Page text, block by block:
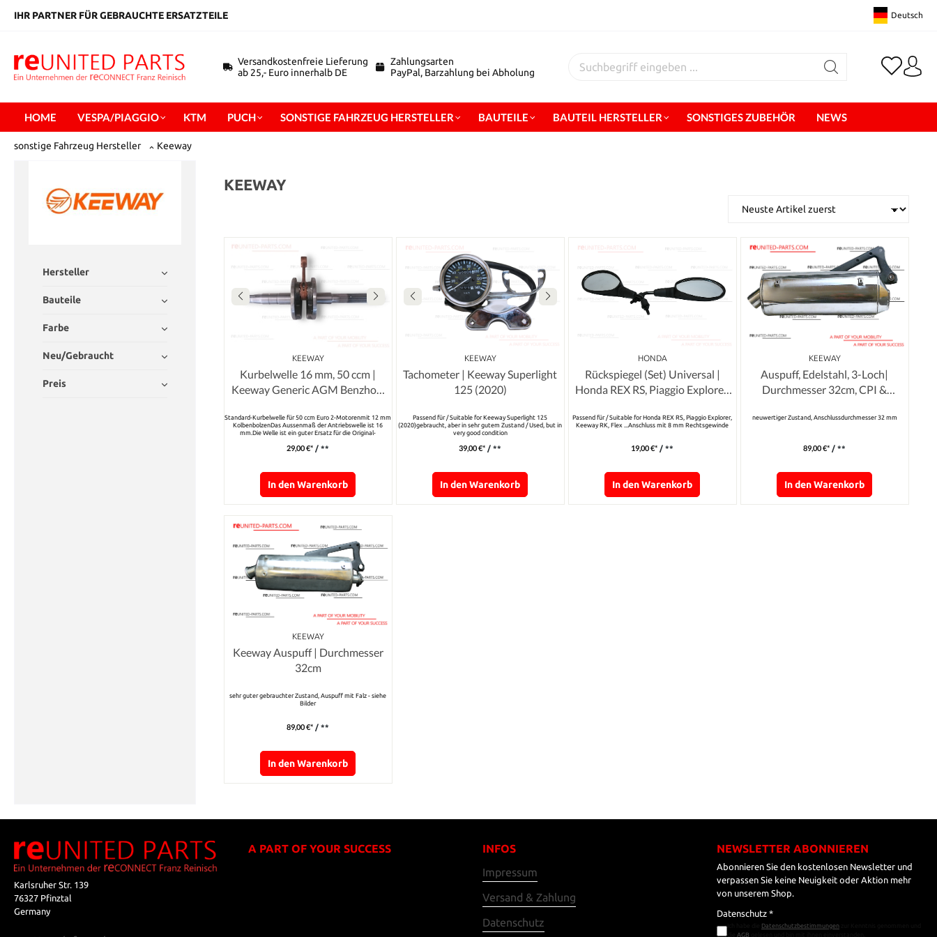
springen
IHR PARTNER FÜR GEBRAUCHTE ERSATZTEILE Deutsch
Versandkostenfreie Lieferung
ab 25,- Euro innerhalb DE
Zahlungsarten
PayPal, Barzahlung bei Abholung
HOME VESPA/PIAGGIO KTM PUCH SONSTIGE FAHRZEUG HERSTELLER BAUTEILE BAUTEIL HERSTELLER SONSTIGES ZUBEHÖR NEWS
sonstige Fahrzeug Hersteller Keeway
Hersteller
Bauteile
Farbe
Neu/Gebraucht
Preis
KEEWAY
KEEWAY
Kurbelwelle 16 mm, 50 ccm |
Keeway Generic AGM Benzhou,
Standard-Kurbelwelle für 50 ccm Euro 2-Motorenmit 12 mm
KolbenbolzenDas Aussenmaß der Antriebswelle ist 16
mm.Die Welle ist ein guter Ersatz für die Original-
29,00 €* / **
In den Warenkorb
KEEWAY
Tachometer | Keeway Superlight
125 (2020)
Passend für / Suitable for Keeway Superlight 125
(2020)gebraucht, aber in sehr gutem Zustand / Used, but in
very good condition
39,00 €* / **
In den Warenkorb
HONDA
Rückspiegel (Set) Universal |
Honda REX RS, Piaggio Explorer,
Passend für / Suitable for Honda REX RS, Piaggio Explorer,
Keeway RK, Flex ...Anschluss mit 8 mm Rechtsgewinde
19,00 €* / **
In den Warenkorb
KEEWAY
Auspuff, Edelstahl, 3-Loch|
Durchmesser 32cm, CPI &
neuwertiger Zustand, Anschlussdurchmesser 32 mm
89,00 €* / **
In den Warenkorb
KEEWAY
Keeway Auspuff | Durchmesser
32cm
sehr guter gebrauchter Zustand, Auspuff mit Falz - siehe
Bilder
89,00 €* / **
In den Warenkorb
Karlsruher Str. 139
76327 Pfinztal
Germany
A PART OF YOUR SUCCESS
INFOS
Impressum
Versand & Zahlung
Datenschutz
NEWSLETTER ABONNIEREN
Abonnieren Sie den kostenlosen Newsletter und
verpassen Sie keine Neuigkeit oder Aktion mehr
von unserem Shop.
Datenschutz *
Datenschutzbestimmungen
AGB